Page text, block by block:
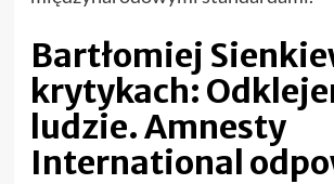
Bartłomiej
krytykach:
ludzie. Amnesty
International